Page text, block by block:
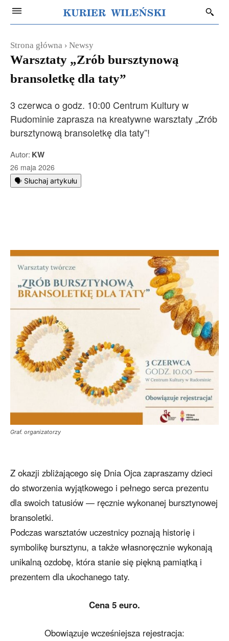
Strona główna Newsy
Warsztaty „Zrób bursztynową
bransoletkę dla taty”
3 czerwca o godz. 10:00 Centrum Kultury w
Rudominie zaprasza na kreatywne warsztaty „Zrób
bursztynową bransoletkę dla taty”!
Autor: KW
26 maja 2026
🗣️ Słuchaj artykułu
Graf. organizatorzy
Z okazji zbliżającego się Dnia Ojca zapraszamy dzieci
do stworzenia wyjątkowego i pełnego serca prezentu
dla swoich tatusiów — ręcznie wykonanej bursztynowej
bransoletki.
Podczas warsztatów uczestnicy poznają historię i
symbolikę bursztynu, a także własnoręcznie wykonają
unikalną ozdobę, która stanie się piękną pamiątką i
prezentem dla ukochanego taty.
Cena 5 euro.
Obowiązuje wcześniejsza rejestracja: